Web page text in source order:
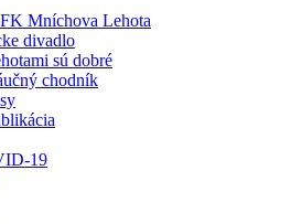
Mníchova Lehota
divadlo
sú dobré
chodník
19